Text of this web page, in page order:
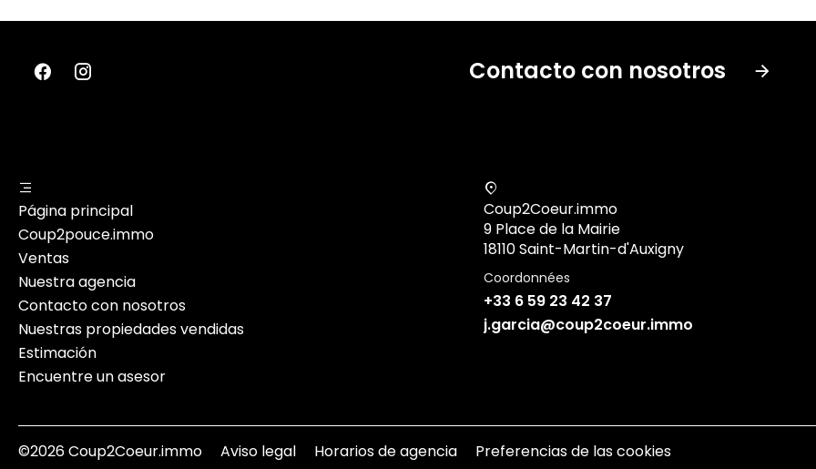
Contacto con nosotros
Página principal
Coup2pouce.immo
Ventas
Nuestra agencia
Contacto con nosotros
Nuestras propiedades vendidas
Estimación
Encuentre un asesor
Coup2Coeur.immo
9 Place de la Mairie
18110 Saint-Martin-d'Auxigny
Coordonnées
+33 6 59 23 42 37
j.garcia@coup2coeur.immo
©2026 Coup2Coeur.immo Aviso legal Horarios de agencia Preferencias de las cookies